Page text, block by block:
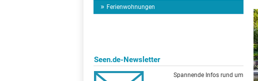
Ferienwohnungen
Seen.de-Newsletter
Spannende Infos rund um